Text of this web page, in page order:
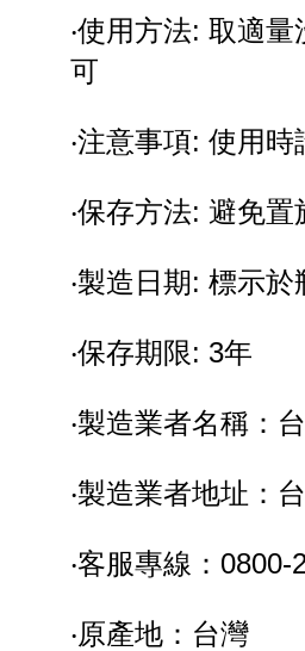
‧使用方法: 取適
可
‧注意事項: 使用
‧保存方法: 避免
‧製造日期: 標示
‧保存期限: 3年
‧製造業者名稱：
‧製造業者地址：
‧客服專線：0800-
‧原產地：台灣